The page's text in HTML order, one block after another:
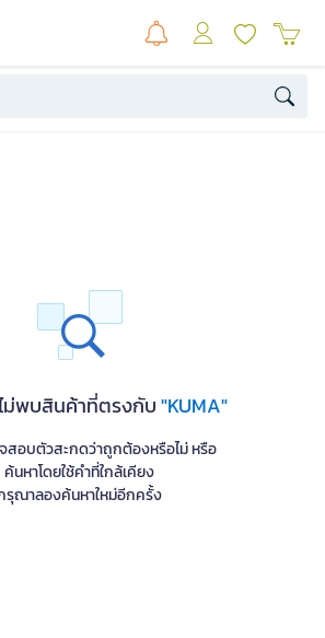
ม่พบสินค้าที่ตรงกับ"KUMA"
สอบตัวสะกดว่าถูกต้องหรือไม่ หรือ
ค้นหาโดยใช้คำที่ใกล้เคียง
รุณาลองค้นหาใหม่อีกครั้ง